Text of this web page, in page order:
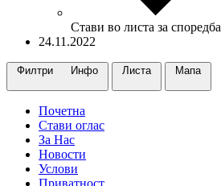
Стави во листа за споредба
24.11.2022
Филтри Листа Maпa
Почетна
Стави оглас
За Нас
Новости
Услови